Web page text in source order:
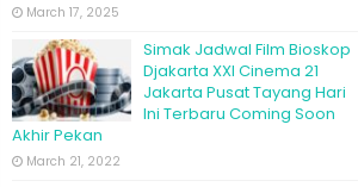
March 17, 2025
Simak Jadwal Film Bioskop
Djakarta XXI Cinema 21
Jakarta Pusat Tayang Hari
Ini Terbaru Coming Soon
Akhir Pekan
March 21, 2022